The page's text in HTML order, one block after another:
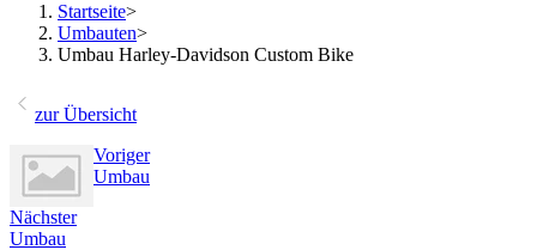
Startseite>
Umbauten>
Umbau Harley-Davidson Custom Bike
zur Übersicht
Voriger
Umbau
Nächster
Umbau